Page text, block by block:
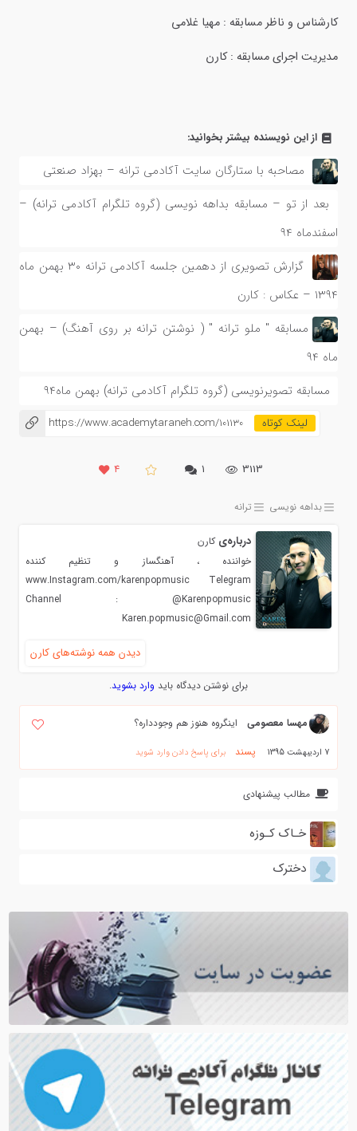
کارشناس و ناظر مسابقه : مهیا غلامی
مدیریت اجرای مسابقه : کارن
از این نویسنده بیشتر بخوانید:
مصاحبه با ستارگان سایت آکادمی ترانه – بهزاد صنعتی
بعد از تو – مسابقه بداهه نویسی (گروه تلگرام آکادمی ترانه) –
اسفندماه ۹۴
گزارش تصویری از دهمین جلسه آکادمی ترانه ۳۰ بهمن ماه
۱۳۹۴ – عکاس : کارن
مسابقه " ملو ترانه " ( نوشتن ترانه بر روی آهنگ) – بهمن
ماه ۹۴
مسابقه تصویرنویسی (گروه تلگرام آکادمی ترانه) بهمن ماه۹۴
https://www.academytaraneh.com/101130
3113 ۱ ۴
بداهه نویسی ترانه
درباره‌یكارن
خواننده ، آهنگساز و تنظیم کننده
www.Instagram.com/karenpopmusic Telegram
Channel : @Karenpopmusic
Karen.popmusic@Gmail.com
دیدن همه نوشته‌های كارن
برای نوشتن دیدگاه باید وارد بشوید.
مهسا معصومی اینگروه هنوز هم وجودداره؟
7 اردیبهشت 1395 پسند برای پاسخ دادن وارد شوید
مطالب پیشنهادی
خـاک کـوزه
دخترک